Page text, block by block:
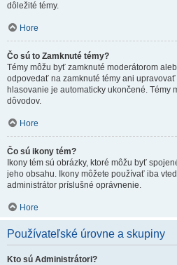
dôležité témy.
Hore
Čo sú to Zamknuté témy?
Témy môžu byť zamknuté moderátorom
odpovedať na zamknuté témy ani
hlasovanie je automaticky ukončené. Témy
dôvodov.
Hore
Čo sú ikony tém?
Ikony tém sú obrázky, ktoré môžu byť
jeho obsahu. Ikony môžete používať iba
administrátor príslušné oprávnenie.
Hore
Používateľské úrovne a skupiny
Kto sú Administrátori?